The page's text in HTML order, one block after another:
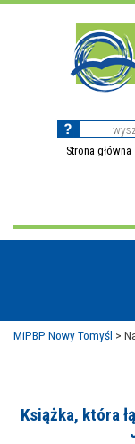
Strona główna
MiPBP Nowy Tomyśl >
Książka, która